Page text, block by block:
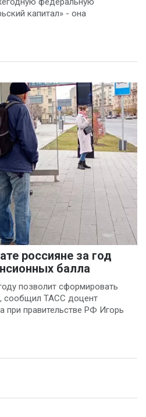
капитал» - она
россияне за год
балла
позволит сформировать
сообщил ТАСС доцент
при правительстве РФ Игорь